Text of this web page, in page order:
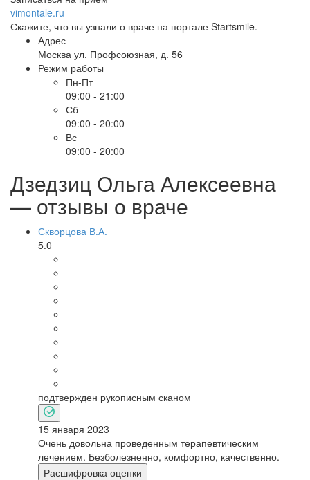
vimontale.ru
Скажите, что вы узнали о враче на портале Startsmile.
Адрес
Москва ул. Профсоюзная, д. 56
Режим работы
Пн-Пт
09:00 - 21:00
Сб
09:00 - 20:00
Вс
09:00 - 20:00
Дзедзиц Ольга Алексеевна
— отзывы о враче
Скворцова В.А.
5.0
подтвержден рукописным сканом
15 января 2023
Очень довольна проведенным терапевтическим
лечением. Безболезненно, комфортно, качественно.
Расшифровка оценки